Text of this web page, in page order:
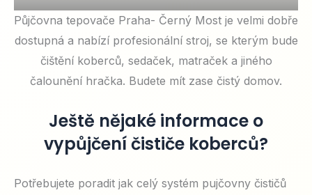
Půjčovna tepovače Praha- Černý Most je velmi dobře
dostupná a nabízí profesionální stroj, se kterým bude
čištění koberců, sedaček, matraček a jiného
čalounění hračka. Budete mít zase čistý domov.
Ještě nějaké informace o
vypůjčení čističe koberců?
Potřebujete poradit jak celý systém pujčovny čističů